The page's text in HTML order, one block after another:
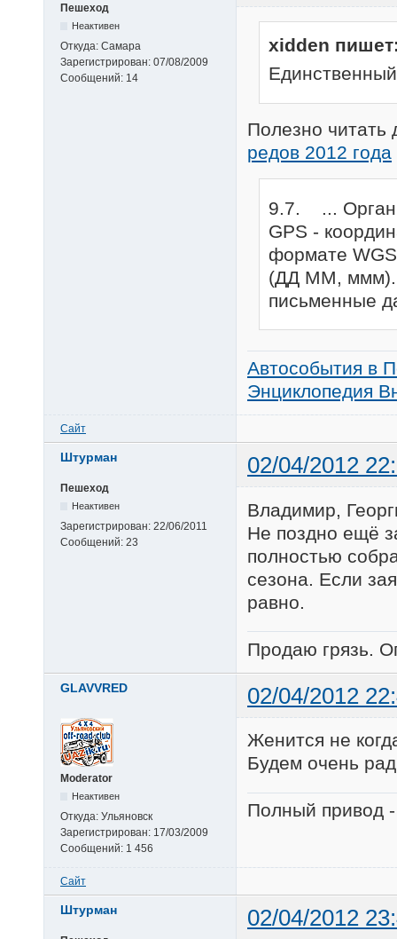
Пешеход
Неактивен
Откуда: Самара
Зарегистрирован: 07/08/2009
Сообщений: 14
xidden
Полезно
редов 2012 года
9.7. ...
GPS -
формате
(ДД ММ, ммм).
письменные
Автособытия в
Энциклопедия
Сайт
Штурман 02/04/2012
Пешеход
Неактивен
Зарегистрирован: 22/06/2011
Сообщений: 23
Владимир,
Не поздно ещё
полностью
сезона. Если
равно.
Продаю грязь.
GLAVVRED 02/04/2012
Moderator
Неактивен
Откуда: Ульяновск
Зарегистрирован: 17/03/2009
Сообщений: 1 456
Женится не
Будем очень
Полный привод
Сайт
Штурман 02/04/2012